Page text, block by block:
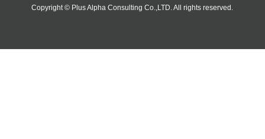
Copyright © Plus Alpha Consulting Co.,LTD. All rights reserved.